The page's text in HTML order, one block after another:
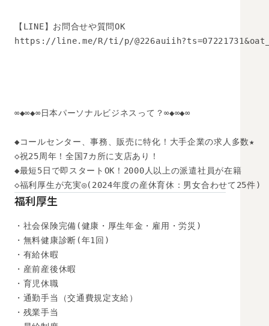
【LINE】お問合せや質問OK
https://line.me/R/ti/p/
∞◆∞◆∞日本パーソナルビジネスって？∞◆∞◆∞
◆コールセンター、事務、販売に特化！大手企業の求人多数★
◇祝25周年！全国7カ所に支店あり！
◆最短5日で即スタートOK！2000人以上の派遣社員が在籍
◇福利厚生が充実◎(2024年度の産休育休：男女合わせて25件)
福利厚生
・社会保険完備(健康・厚生年金・雇用・労災)
・無料健康診断(年1回)
・有給休暇
・産前産後休暇
・育児休職
・通勤手当（交通費規定支給）
・残業手当